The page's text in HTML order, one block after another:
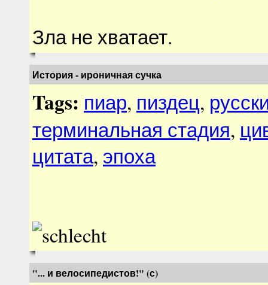
Зла не хватает.
История - ироничная сучка
Tags: пиар, пиздец,
терминальная стадия,
цитата, эпоха
"... и велосипедистов!" (с)